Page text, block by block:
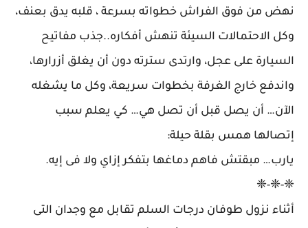
نهض من فوق الفراش خطواته بسرعة ، قلبه يدق بعنف،
وكل الاحتمالات السيئة تنهش أفكاره..جذب مفاتيح
السيارة على عجل، وارتدى سترته دون أن يغلق أزرارها،
واندفع خارج الغرفة بخطوات سريعة، وكل ما يشغله
الآن… أن يصل قبل أن تصل هي… كي يعلم سبب
إتصالها همس بقلة حيلة:
يارب… مبقتش فاهم دماغها بتفكر إزاي ولا فى إيه.
❈-❈-❈
أثناء نزول طوفان درجات السلم تقابل مع وجدان التى